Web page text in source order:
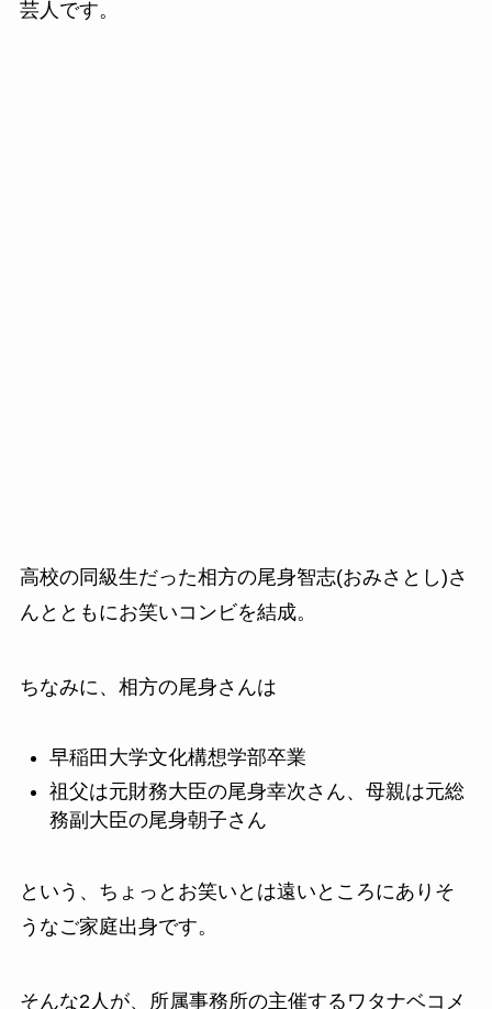
芸人です。
高校の同級生だった相方の尾身智志(おみさとし)さ
んとともにお笑いコンビを結成。
ちなみに、相方の尾身さんは
早稲田大学文化構想学部卒業
祖父は元財務大臣の尾身幸次さん、母親は元総
務副大臣の尾身朝子さん
という、ちょっとお笑いとは遠いところにありそ
うなご家庭出身です。
そんな2人が、所属事務所の主催するワタナベコメ